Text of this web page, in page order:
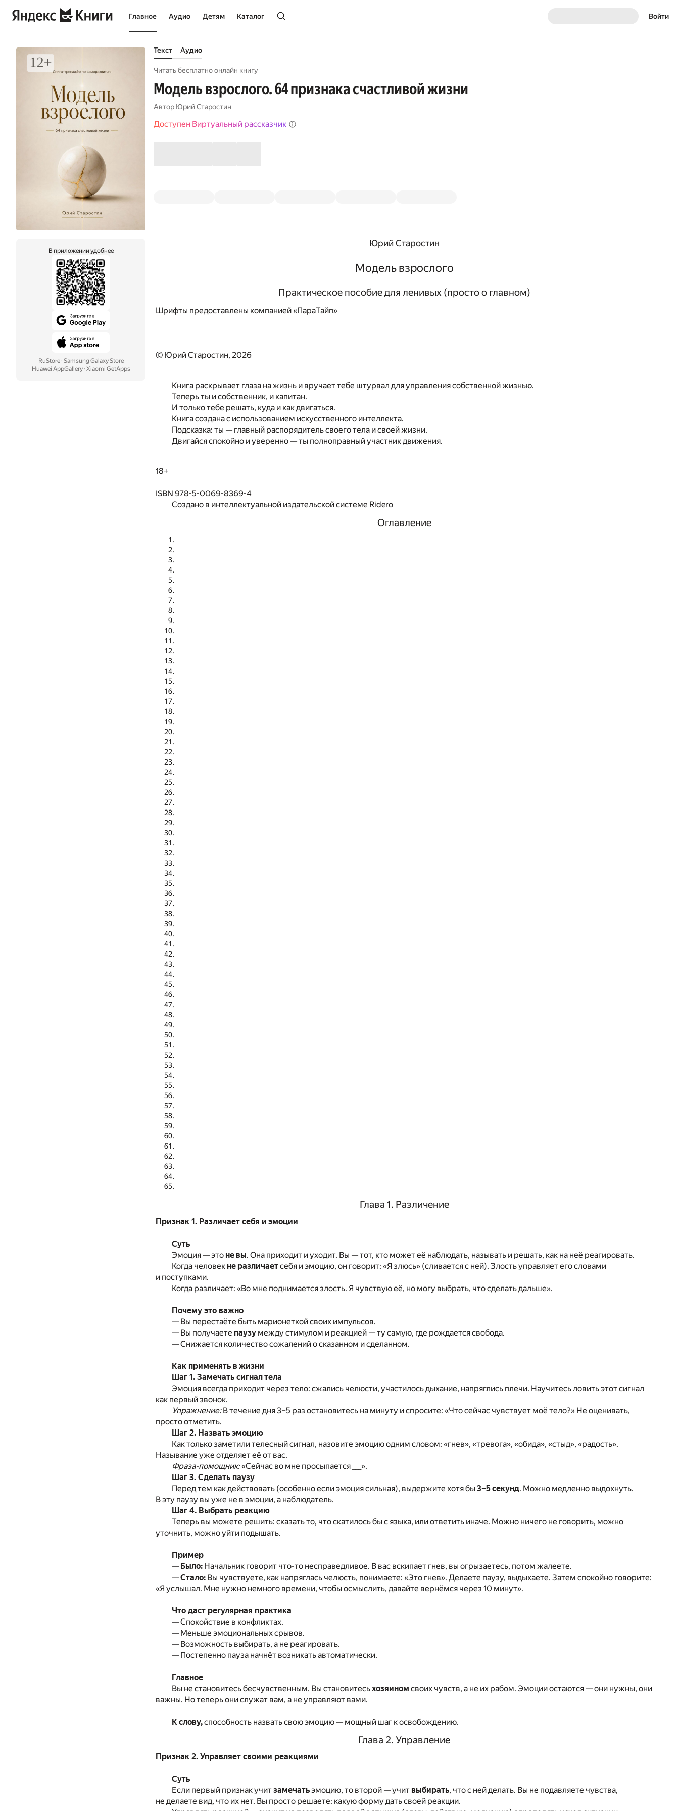
Главное Аудио Детям Каталог Войти
В приложении удобнее
RuStore· Samsung Galaxy Store
Huawei AppGallery· Xiaomi GetApps
Текст Аудио
Читать бесплатно онлайн книгу
Модель взрослого. 64 признака счастливой жизни
Автор Юрий Старостин
Доступен Виртуальный рассказчик
Юрий Старостин
Модель взрослого
Практическое пособие для ленивых (просто о главном)
Шрифты предоставлены компанией «ПараТайп»
© Юрий Старостин, 2026
Книга раскрывает глаза на жизнь и вручает тебе штурвал для управления собственной жизнью.
Теперь ты и собственник, и капитан.
И только тебе решать, куда и как двигаться.
Книга создана с использованием искусственного интеллекта.
Подсказка: ты — главный распорядитель своего тела и своей жизни.
Двигайся спокойно и уверенно — ты полноправный участник движения.
18+
ISBN 978-5-0069-8369-4
Создано в интеллектуальной издательской системе Ridero
Оглавление
Глава 1. Различение
Признак 1. Различает себя и эмоции
Суть
Эмоция — это не вы. Она приходит и уходит. Вы — тот, кто может её наблюдать, называть и решать, как на неё реагировать.
Когда человек не различаетсебя и эмоцию, он говорит: «Я злюсь» (сливается с ней). Злость управляет его словами
и поступками.
Когда различает: «Во мне поднимается злость. Я чувствую её, но могу выбрать, что сделать дальше».
Почему это важно
— Вы перестаёте быть марионеткой своих импульсов.
— Вы получаете паузу между стимулом и реакцией — ту самую, где рождается свобода.
— Снижается количество сожалений о сказанном и сделанном.
Как применять в жизни
Шаг 1. Замечать сигнал тела
Эмоция всегда приходит через тело: сжались челюсти, участилось дыхание, напряглись плечи. Научитесь ловить этот сигнал
как первый звонок.
Упражнение:В течение дня 3–5 раз остановитесь на минуту и спросите: «Что сейчас чувствует моё тело?» Не оценивать,
просто отметить.
Шаг 2. Назвать эмоцию
Как только заметили телесный сигнал, назовите эмоцию одним словом: «гнев», «тревога», «обида», «стыд», «радость».
Называние уже отделяет её от вас.
Фраза-помощник:«Сейчас во мне просыпается ___».
Шаг 3. Сделать паузу
Перед тем как действовать (особенно если эмоция сильная), выдержите хотя бы 3–5 секунд. Можно медленно выдохнуть.
В эту паузу вы уже не в эмоции, а наблюдатель.
Шаг 4. Выбрать реакцию
Теперь вы можете решить: сказать то, что скатилось бы с языка, или ответить иначе. Можно ничего не говорить, можно
уточнить, можно уйти подышать.
Пример
— Было: Начальник говорит что-то несправедливое. В вас вскипает гнев, вы огрызаетесь, потом жалеете.
—Стало: Вы чувствуете, как напряглась челюсть, понимаете: «Это гнев». Делаете паузу, выдыхаете. Затем спокойно говорите:
«Я услышал. Мне нужно немного времени, чтобы осмыслить, давайте вернёмся через 10 минут».
Что даст регулярная практика
— Спокойствие в конфликтах.
— Меньше эмоциональных срывов.
— Возможность выбирать, а не реагировать.
— Постепенно пауза начнёт возникать автоматически.
Главное
Вы не становитесь бесчувственным. Вы становитесьхозяином своих чувств, а не их рабом. Эмоции остаются — они нужны, они
важны. Но теперь они служат вам, а не управляют вами.
К слову,способность назвать свою эмоцию — мощный шаг к освобождению.
Глава 2. Управление
Признак 2. Управляет своими реакциями
Суть
Если первый признак учитзамечатьэмоцию, то второй — учит выбирать, что с ней делать. Вы не подавляете чувства,
не делаете вид, что их нет. Вы просто решаете: какую форму дать своей реакции.